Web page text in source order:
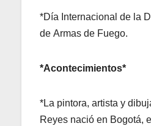
*Día Internacional de la
de Armas de Fuego.
*Acontecimientos*
*La pintora, artista y
Reyes nació en Bogotá,